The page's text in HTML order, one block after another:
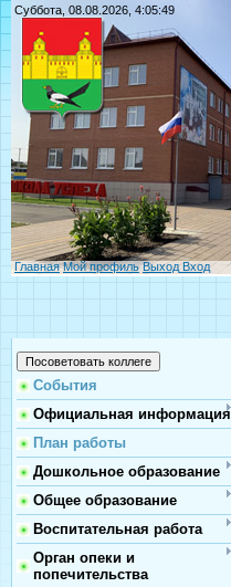
Суббота, 08.08.2026, 4:05:49
Главная Мой профиль Выход Вход
События
Официальная информация
План работы
Дошкольное образование
Общее образование
Воспитательная работа
Орган опеки и
попечительства